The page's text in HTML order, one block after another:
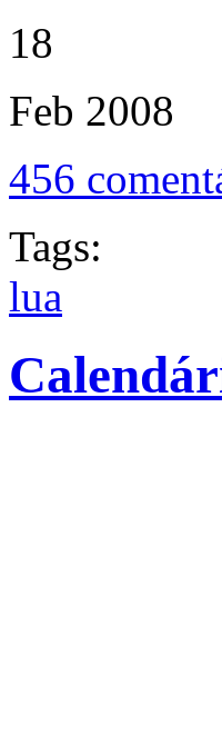
18
Feb 2008
456
Tags:
lua